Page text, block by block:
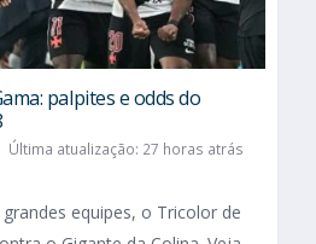
palpites e odds do
Última atualização: 27 horas atrás
equipes, o Tricolor de